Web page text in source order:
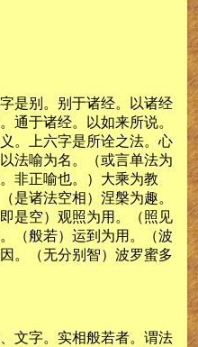
是别。别于诸经。以诸经
通于诸经。以如来所说。
。上六字是所诠之法。心
法喻为名。（或言单法为
非正喻也。）大乘为教
是诸法空相）涅槃为趣。
是空）观照为用。（照见
（般若）运到为用。（波
。（无分别智）波罗蜜多
文字。实相般若者。谓法